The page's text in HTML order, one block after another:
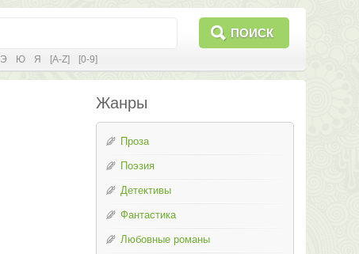
ПОИСК
Э Ю Я [A-Z] [0-9]
Жанры
Проза
Поэзия
Детективы
Фантастика
Любовные романы